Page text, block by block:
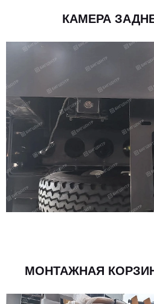
ПАРАМЕТРЫ
Модель установки
Макс. подъемный момент, кН
Длина стрелы, м
Макс. высота подъема, м
Макс. угол поворота, °
ГИДРАВЛИКА
КАМЕРА
МОНТАЖНАЯ